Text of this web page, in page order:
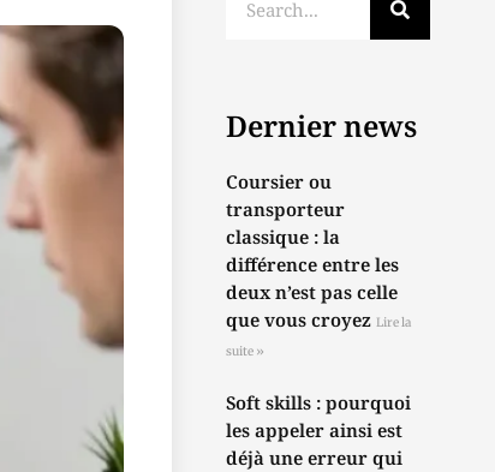
Dernier news
Coursier ou
transporteur
classique : la
différence entre les
deux n’est pas celle
que vous croyezLire la
suite »
Soft skills : pourquoi
les appeler ainsi est
déjà une erreur qui